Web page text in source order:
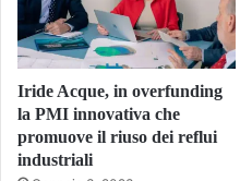
Iride Acque, in overfunding
la PMI innovativa che
promuove il riuso dei reflui
industriali